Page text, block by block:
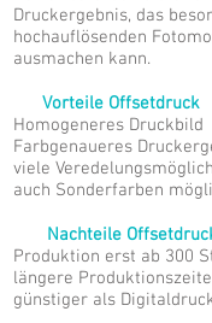
Druckergebnis, das
hochauflösenden
ausmachen kann.
Vorteile Offsetdruck
Homogeneres Druckbild
Farbgenaueres
viele
auch Sonderfarben
Nachteile
Produktion erst ab 300
längere
günstiger als